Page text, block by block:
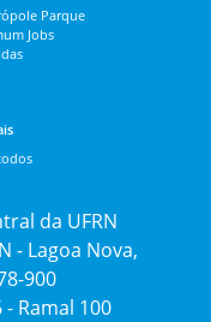
Parque
Jobs
da UFRN
- Lagoa Nova,
900
- Ramal 100